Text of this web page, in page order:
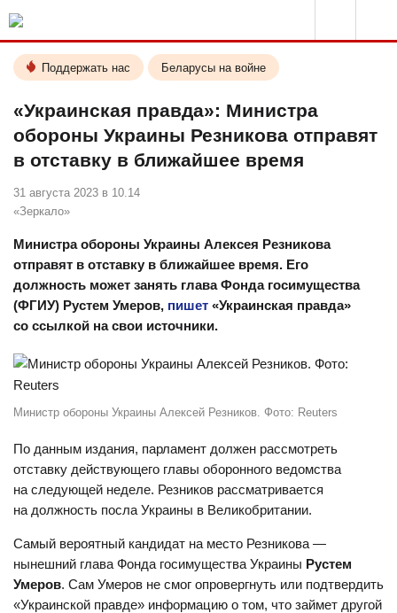
Поддержать нас Беларусы на войне
«Украинская правда»: Министра
обороны Украины Резникова отправят
в отставку в ближайшее время
31 августа 2023 в 10.14
«Зеркало»
Министра обороны Украины Алексея Резникова
отправят в отставку в ближайшее время. Его
должность может занять глава Фонда госимущества
(ФГИУ) Рустем Умеров, пишет «Украинская правда»
со ссылкой на свои источники.
Министр обороны Украины Алексей Резников. Фото: Reuters
По данным издания, парламент должен рассмотреть
отставку действующего главы оборонного ведомства
на следующей неделе. Резников рассматривается
на должность посла Украины в Великобритании.
Самый вероятный кандидат на место Резникова —
нынешний глава Фонда госимущества Украины Рустем
Умеров. Сам Умеров не смог опровергнуть или подтвердить
«Украинской правде» информацию о том, что займет другой